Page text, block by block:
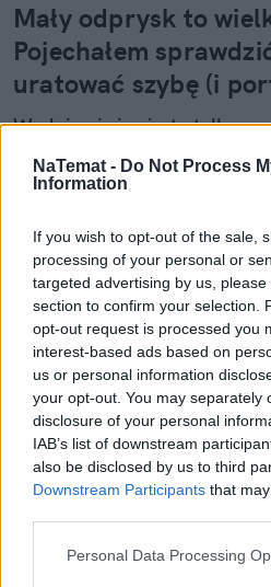
NaTemat - Do Not Process
Information
If you wish to opt-out of the sale,
processing of your personal or
targeted advertising by us,
section to confirm your selection.
opt-out request is processed you
interest-based ads based on
us or personal information
your opt-out. You may separately
disclosure of your personal
IAB’s list of downstream
also be disclosed by us to third
Downstream Participants that
Personal Data Processing
Mały odprysk to
Pojechałem
uratować szybę (i
Wydaje ci się, że to tylko
tam, nie widać, pojeżdżę
wielu z nas. Sam tak kiedyś
mały odprysk na szybie to
wjedziesz w dziurę albo trafi
temperatury, "pajączek"
taniej naprawy, czeka cię
szyby. Wybrałem się do
na własne oczy zobaczyć,
sobie z takimi
Czytaj całość
REKLAMA